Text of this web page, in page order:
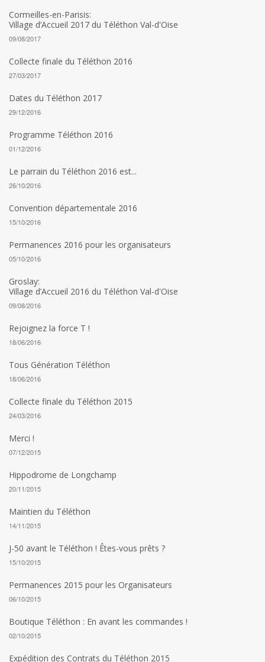
Cormeilles-en-Parisis:
Village d’Accueil 2017 du Téléthon Val-d'Oise
09/08/2017
Collecte finale du Téléthon 2016
27/03/2017
Dates du Téléthon 2017
29/12/2016
Programme Téléthon 2016
01/12/2016
Le parrain du Téléthon 2016 est...
26/10/2016
Convention départementale 2016
15/10/2016
Permanences 2016 pour les organisateurs
05/10/2016
Groslay:
Village d’Accueil 2016 du Téléthon Val-d'Oise
09/08/2016
Rejoignez la force T !
18/06/2016
Tous Génération Téléthon
18/06/2016
Collecte finale du Téléthon 2015
24/03/2016
Merci !
07/12/2015
Hippodrome de Longchamp
20/11/2015
Maintien du Téléthon
14/11/2015
J-50 avant le Téléthon ! Êtes-vous prêts ?
15/10/2015
Permanences 2015 pour les Organisateurs
06/10/2015
Boutique Téléthon : En avant les commandes !
02/10/2015
Expédition des Contrats du Téléthon 2015